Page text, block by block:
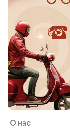
О нас